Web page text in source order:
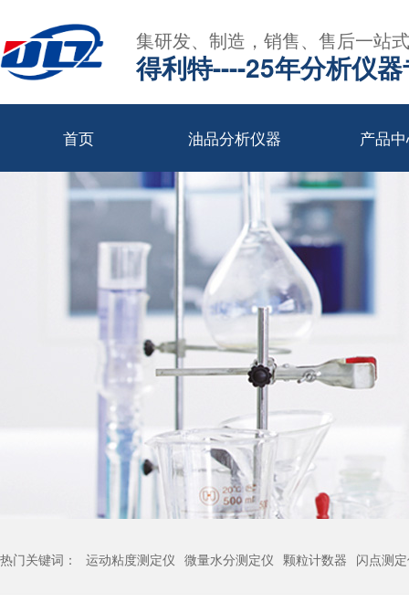
集研发、制造，销售、售后一站
得利特----25年分析仪
首页 油品分析仪器 产品
热门关键词： 运动粘度测定仪 微量水分测定仪 颗粒计数器 闪点测